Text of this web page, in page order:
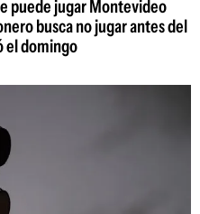
puede jugar Montevideo
busca no jugar antes del
el domingo